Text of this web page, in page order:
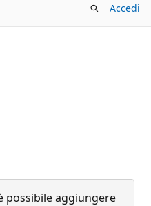
Accedi
possibile aggiungere